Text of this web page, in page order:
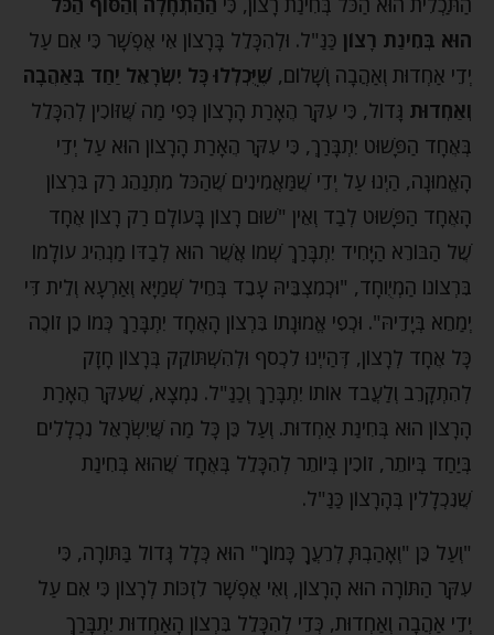
הוּא בְּחִינַת רָצוֹן כַּנַּ"ל. וּלְהִכָּלֵל בָּרָצוֹן אִי אֶפְשָׁר כִּי אִם עַל
יְדֵי אַחְדוּת וְאַהֲבָה וְשָׁלוֹם, שֶׁיֻּכְלְלוּ כָּל יִשְׂרָאֵל יַחַד בְּאַהֲבָה
וְאַחְדוּת גָּדוֹל, כִּי עִקַּר הֶאָרַת הָרָצוֹן כְּפִי מַה שֶּׁזּוֹכִין לְהִכָּלֵל
בְּאֶחָד הַפָּשׁוּט יִתְבָּרַךְ, כִּי עִקַּר הֶאָרַת הָרָצוֹן הוּא עַל יְדֵי
הָאֱמוּנָה, הַיְנוּ עַל יְדֵי שֶׁמַּאֲמִינִים שֶׁהַכֹּל מִתְנַהֵג רַק בִּרְצוֹן
הָאֶחָד הַפָּשׁוּט לְבַד וְאֵין "שׁוּם רָצוֹן בָּעוֹלָם רַק רָצוֹן אֶחָד
שֶׁל הַבּוֹרֵא הַיָּחִיד יִתְבָּרַךְ שְׁמוֹ אֲשֶׁר הוּא לְבַדּוֹ מַנְהִיג עוֹלָמוֹ
בִּרְצוֹנוֹ הַמְיֻוחָד, "וּכְמִצְבֵּיהּ עָבֵד בְּחֵיל שְׁמַיָּא וְאַרְעָא וְלֵית דִּי
יְמַחֵא בְּיָדֵיהּ". וּכְפִי אֱמוּנָתוֹ בִּרְצוֹן הָאֶחָד יִתְבָּרַךְ כְּמוֹ כֵן זוֹכֶה
כָּל אֶחָד לְרָצוֹן, דְּהַייְנוּ לִכְסֹף וּלְהִשְׁתּוֹקֵק בְּרָצוֹן חָזָק
לְהִתְקָרֵב וְלַעֲבֹד אוֹתוֹ יִתְבָּרַךְ וְכַנַּ"ל. נִמְצָא, שֶׁעִקַּר הֶאָרַת
הָרָצוֹן הוּא בְּחִינַת אַחְדוּת. וְעַל כֵּן כָּל מַה שֶּׁיִשְׂרָאֵל נִכְלָלִים
בְּיַחַד בְּיוֹתֵר, זוֹכִין בְּיוֹתֵר לְהִכָּלֵל בְּאֶחָד שֶׁהוּא בְּחִינַת
שֶׁנִּכְלָלִין בְּהָרָצוֹן כַּנַּ"ל.
"וְעַל כֵּן "וְאָהַבְתָּ לְרֵעֲךָ כָּמוֹךָ" הוּא כְּלָל גָּדוֹל בַּתּוֹרָה, כִּי
עִקַּר הַתּוֹרָה הוּא הָרָצוֹן, וְאִי אֶפְשָׁר לִזְכּוֹת לְרָצוֹן כִּי אִם עַל
יְדֵי אַהֲבָה וְאַחְדוּת, כְּדֵי לְהִכָּלֵל בִּרְצוֹן הָאַחְדוּת יִתְבָּרַךְ